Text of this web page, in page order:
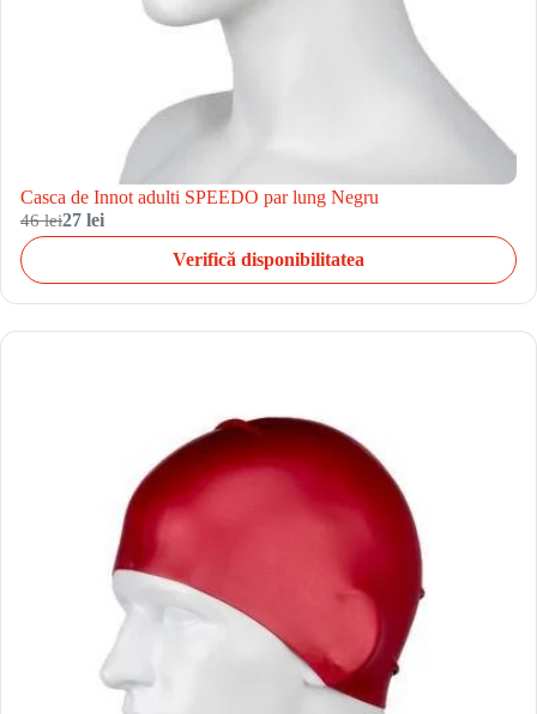
Casca de Innot adulti SPEEDO par lung Negru
46 lei27 lei
Verifică disponibilitatea